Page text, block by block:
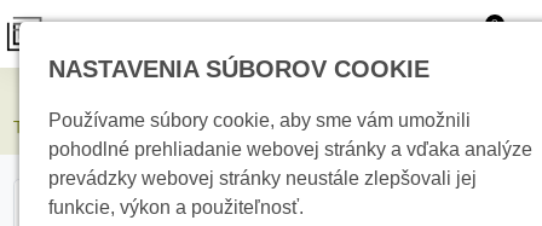
0
Termofol vykurovacia rohož sada TF-HM-150-H6 0.5m²-20m²
NASTAVENIA SÚBOROV COOKIE
Používame súbory cookie, aby sme vám umožnili
pohodlné prehliadanie webovej stránky a vďaka analýze
prevádzky webovej stránky neustále zlepšovali jej
funkcie, výkon a použiteľnosť.